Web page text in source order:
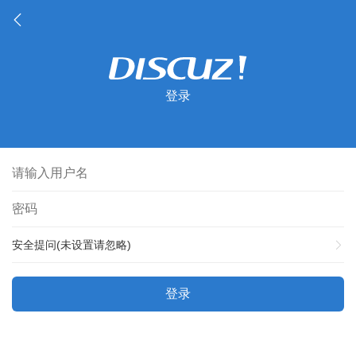
登录
安全提问(未设置请忽略)
登录